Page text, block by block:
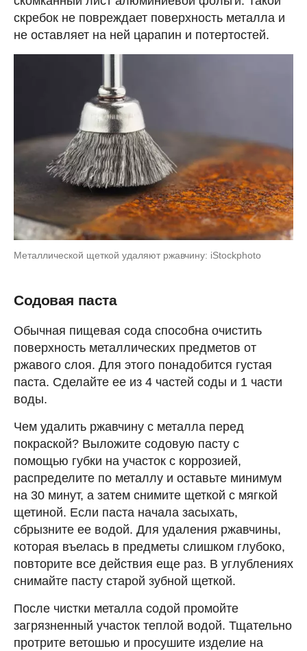
скребок не повреждает поверхность металла и
не оставляет на ней царапин и потертостей.
Металлической щеткой удаляют ржавчину: iStockphoto
Содовая паста
Обычная пищевая сода способна очистить
поверхность металлических предметов от
ржавого слоя. Для этого понадобится густая
паста. Сделайте ее из 4 частей соды и 1 части
воды.
Чем удалить ржавчину с металла перед
покраской? Выложите содовую пасту с
помощью губки на участок с коррозией,
распределите по металлу и оставьте минимум
на 30 минут, а затем снимите щеткой с мягкой
щетиной. Если паста начала засыхать,
сбрызните ее водой. Для удаления ржавчины,
которая въелась в предметы слишком глубоко,
повторите все действия еще раз. В углублениях
снимайте пасту старой зубной щеткой.
После чистки металла содой промойте
загрязненный участок теплой водой. Тщательно
протрите ветошью и просушите изделие на